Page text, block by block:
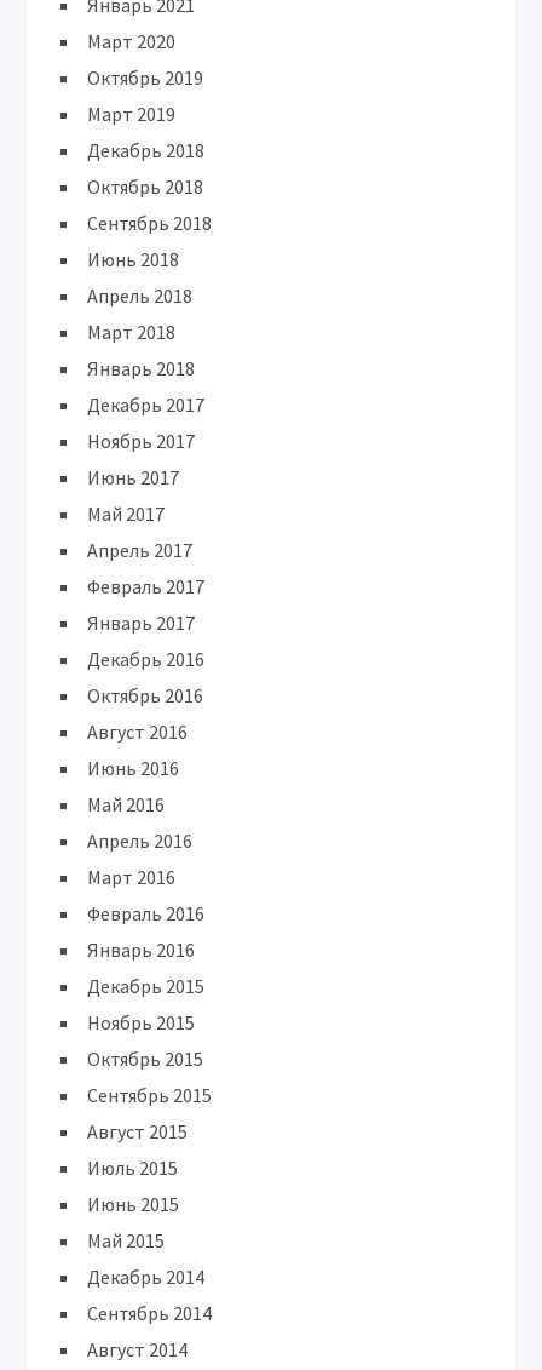
Январь 2021
Март 2020
Октябрь 2019
Март 2019
Декабрь 2018
Октябрь 2018
Сентябрь 2018
Июнь 2018
Апрель 2018
Март 2018
Январь 2018
Декабрь 2017
Ноябрь 2017
Июнь 2017
Май 2017
Апрель 2017
Февраль 2017
Январь 2017
Декабрь 2016
Октябрь 2016
Август 2016
Июнь 2016
Май 2016
Апрель 2016
Март 2016
Февраль 2016
Январь 2016
Декабрь 2015
Ноябрь 2015
Октябрь 2015
Сентябрь 2015
Август 2015
Июль 2015
Июнь 2015
Май 2015
Декабрь 2014
Сентябрь 2014
Август 2014